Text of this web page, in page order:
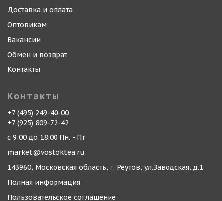
Доставка и оплата
Оптовикам
Вакансии
Обмен и возврат
Контакты
Контакты
+7 (495) 249-40-00
+7 (925) 809-72-42
с 9:00 до 18:00 Пн. - Пт
market@vostoktea.ru
143960, Московская область, г. Реутов, ул.Заводская, д.1
Полная информация
Пользовательское соглашение